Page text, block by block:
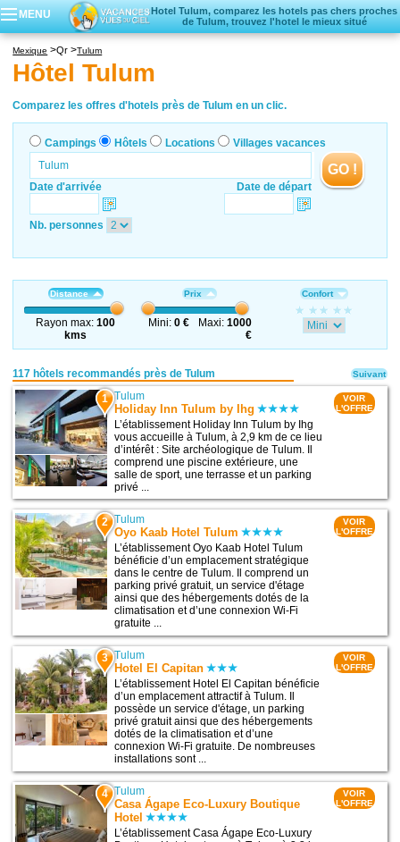
MENU
Hotel Tulum, comparez les hotels pas chers proches
de Tulum, trouvez l'hotel le mieux situé
Locations vacances
Villages vacances
Mexique Qr Tulum
Hôtel Tulum
Comparez les offres d'hotels près de Tulum en un clic.
Campings Hôtels Locations Villages vacances
Date d'arrivée Date de départ
GO !
Nb. personnes
Distance
Rayon max:100
kms
Prix
Mini: 0 € Maxi:1000
€
Confort
117 hôtels recommandés près de Tulum
1 Tulum
Holiday Inn Tulum by Ihg
L’établissement Holiday Inn Tulum by Ihg
vous accueille à Tulum, à 2,9 km de ce lieu
d’intérêt : Site archéologique de Tulum. Il
comprend une piscine extérieure, une
salle de sport, une terrasse et un parking
privé ...
VOIR
L'OFFRE
2 Tulum
Oyo Kaab Hotel Tulum
L’établissement Oyo Kaab Hotel Tulum
bénéficie d’un emplacement stratégique
dans le centre de Tulum. Il comprend un
parking privé gratuit, un service d'étage
ainsi que des hébergements dotés de la
climatisation et d’une connexion Wi-Fi
gratuite ...
VOIR
L'OFFRE
3 Tulum
Hotel El Capitan
L’établissement Hotel El Capitan bénéficie
d’un emplacement attractif à Tulum. Il
possède un service d'étage, un parking
privé gratuit ainsi que des hébergements
dotés de la climatisation et d’une
connexion Wi-Fi gratuite. De nombreuses
installations sont ...
VOIR
L'OFFRE
4 Tulum
Casa Ágape Eco-Luxury Boutique
Hotel
L’établissement Casa Ágape Eco-Luxury
VOIR
L'OFFRE
Suivant